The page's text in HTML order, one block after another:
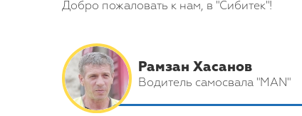
Добро пожаловать к нам, в "Сибитек"!
Рамзан Хасанов
Водитель самосвала "MAN"